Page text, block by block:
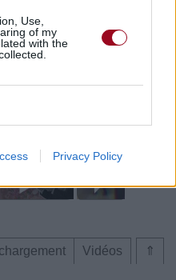
Use,
of my
with the
Privacy Policy
sans vidéo
⇑
Vidéos